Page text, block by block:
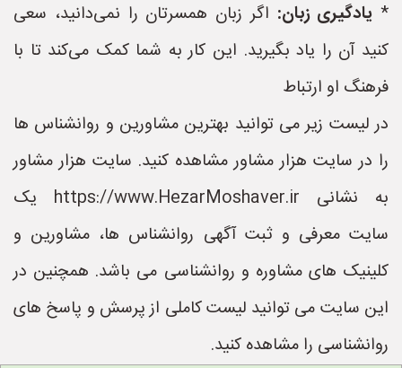
* یادگیری زبان: اگر زبان همسرتان را نمی‌دانید، سعی
کنید آن را یاد بگیرید. این کار به شما کمک می‌کند تا با
فرهنگ او ارتباط
در لیست زیر می توانید بهترین مشاورین و روانشناس ها
را در سایت هزار مشاور مشاهده کنید. سایت هزار مشاور
به نشانی https://www.HezarMoshaver.ir یک
سایت معرفی و ثبت آگهی روانشناس ها، مشاورین و
کلینیک های مشاوره و روانشناسی می باشد. همچنین در
این سایت می توانید لیست کاملی از پرسش و پاسخ های
روانشناسی را مشاهده کنید.